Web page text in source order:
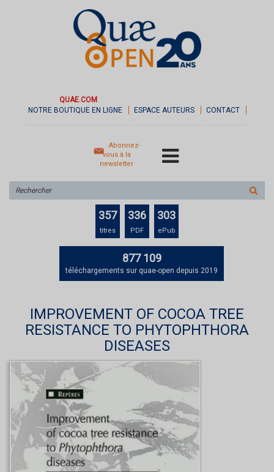
QUAE.COM
NOTRE BOUTIQUE EN LIGNE
ESPACE AUTEURS CONTACT
Abonnez-
vous à la
newsletter
sur
le
357
titres
336
PDF
303
ePub
877 109
téléchargements sur quae-open depuis 2019
IMPROVEMENT OF COCOA TREE
RESISTANCE TO PHYTOPHTHORA
DISEASES